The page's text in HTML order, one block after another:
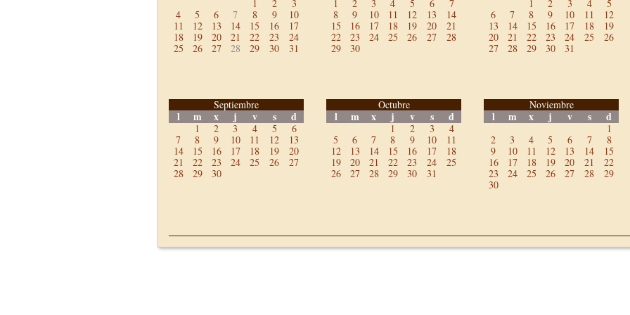
1 2
3
4
5 6 7 8 9
10
11
12 13 14 15 16
17
18
19 20 21 22 23
24
25
26 27 28 29 30 31
1 2 3 4 5 6
7
8
9 10 11 12 13
14
15
16 17 18 19 20
21
22
23 24 25 26 27
28
29
30
1 2 3 4
5
6
7 8 9 10 11
12
13
14 15 16 17 18
19
20
21 22 23 24 25
26
27
28 29 30 31
Septiembre
l m x j v s d
1 2 3 4 5
6
7
8 9 10 11 12
13
14
15 16 17 18 19
20
21
22 23 24 25 26
27
28
29 30
Octubre
l m x j v s d
1 2 3
4
5
6 7 8 9 10
11
12
13 14 15 16 17
18
19
20 21 22 23 24
25
26
27 28 29 30 31
Noviembre
l m x j v s d
1
2
3 4 5 6 7
8
9
10 11 12 13 14
15
16
17 18 19 20 21
22
23
24 25 26 27 28
29
30